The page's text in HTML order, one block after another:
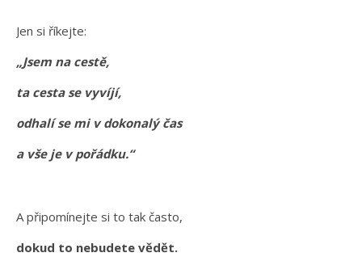
Jen si říkejte:
„Jsem na cestě,
ta cesta se vyvíjí,
odhalí se mi v dokonalý čas
a vše je v pořádku.“
A připomínejte si to tak často,
dokud to nebudete vědět.